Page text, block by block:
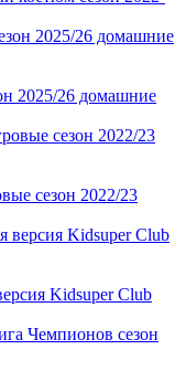
2025/26 домашние
сезон 2022/23
Kidsuper Club